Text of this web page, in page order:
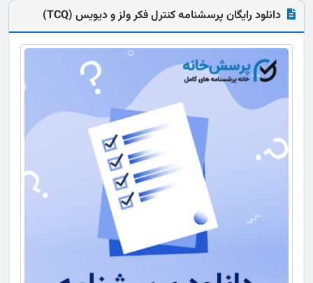
دانلود رایگان پرسشنامه کنترل فکر ولز و دیویس (TCQ)